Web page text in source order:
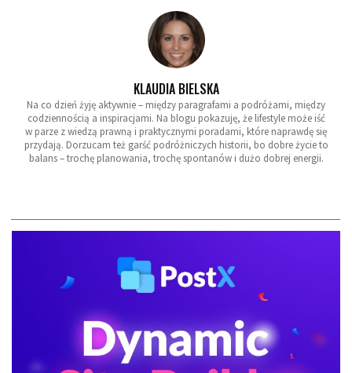
KLAUDIA BIELSKA
Na co dzień żyję aktywnie – między paragrafami a podróżami, między
codziennością a inspiracjami. Na blogu pokazuję, że lifestyle może iść
w parze z wiedzą prawną i praktycznymi poradami, które naprawdę się
przydają. Dorzucam też garść podróżniczych historii, bo dobre życie to
balans – trochę planowania, trochę spontanów i dużo dobrej energii.